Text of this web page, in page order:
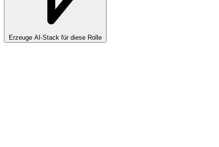
Erzeuge AI-Stack für diese Rolle